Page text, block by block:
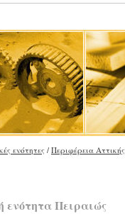
ενότητες / Περιφέρεια Αττικής
ενότητα Πειραιώς